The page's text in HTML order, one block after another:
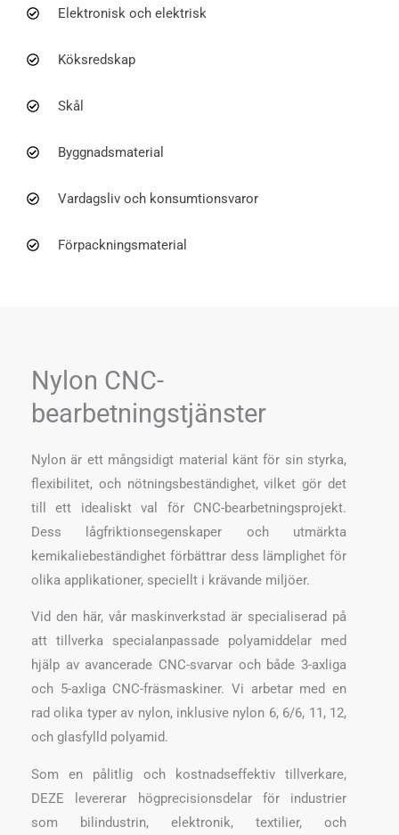
Elektronisk och elektrisk
Köksredskap
Skål
Byggnadsmaterial
Vardagsliv och konsumtionsvaror
Förpackningsmaterial
Nylon CNC-
bearbetningstjänster
Nylon är ett mångsidigt material känt för sin styrka,
flexibilitet, och nötningsbeständighet, vilket gör det
till ett idealiskt val för CNC-bearbetningsprojekt.
Dess lågfriktionsegenskaper och utmärkta
kemikaliebeständighet förbättrar dess lämplighet för
olika applikationer, speciellt i krävande miljöer.
Vid den här, vår maskinverkstad är specialiserad på
att tillverka specialanpassade polyamiddelar med
hjälp av avancerade CNC-svarvar och både 3-axliga
och 5-axliga CNC-fräsmaskiner. Vi arbetar med en
rad olika typer av nylon, inklusive nylon 6, 6/6, 11, 12,
och glasfylld polyamid.
Som en pålitlig och kostnadseffektiv tillverkare,
DEZE levererar högprecisionsdelar för industrier
som bilindustrin, elektronik, textilier, och